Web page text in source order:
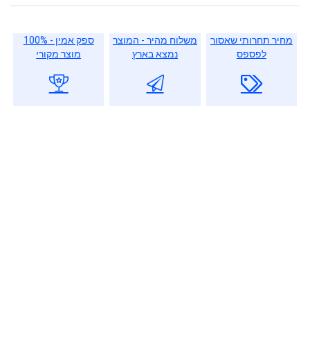
מחיר תחרותי שאסור
לפספס
משלוח מהיר - המוצר
נמצא בארץ
ספק אמין - 100%
מוצר מקורי